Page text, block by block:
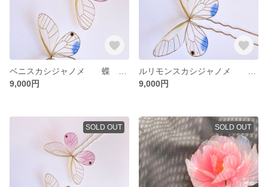
9,000円
9,000円
SOLD OUT SOLD OUT